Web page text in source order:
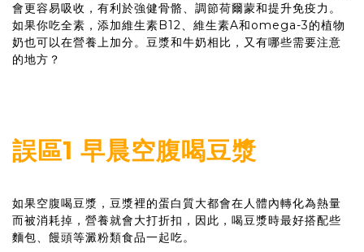
會更容易吸收，有利於強健骨骼、調節荷爾蒙和提升免疫力。
如果你吃全素，添加維生素B12、維生素A和omega-3的植物
奶也可以在營養上加分。豆漿和牛奶相比，又有哪些需要注意
的地方？
誤區1 早晨空腹喝豆漿
如果空腹喝豆漿，豆漿裡的蛋白質大都會在人體內轉化為熱量
而被消耗掉，營養就會大打折扣，因此，喝豆漿時最好搭配些
麵包、饅頭等澱粉類食品一起吃。